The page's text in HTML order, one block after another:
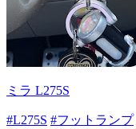
ミラ L275S
#L275S #フットランプ